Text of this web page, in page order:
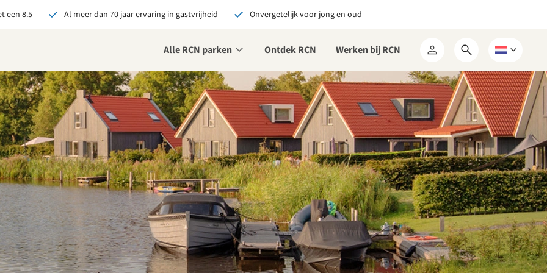
een 8.5 Al meer dan 70 jaar ervaring in gastvrijheid Onvergetelijk voor jong en oud
Alle RCN parken Ontdek RCN Werken bij RCN
Mijn
RCN
Open
zoekformulier
Kies
een
taal
bij RCN boekt, krijg je:
De beste prijsgarantie
Exclusieve voordelen
Persoonlijk contact
alle voordelen